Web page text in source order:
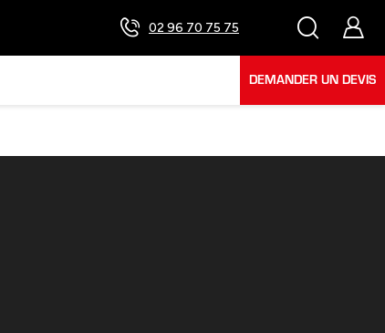
02 96 70 75 75
DEMANDER UN DEVIS